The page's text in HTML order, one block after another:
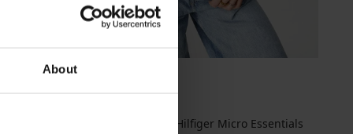
About
Podprsenka Tommy Hilfiger Micro Essentials